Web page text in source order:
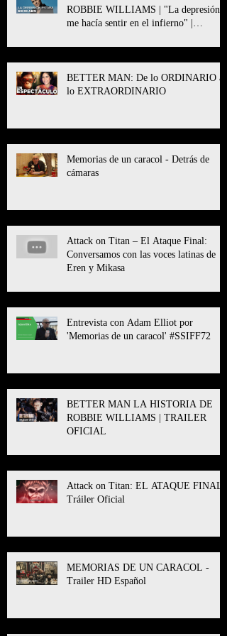
ROBBIE WILLIAMS | "La depresión
me hacía sentir en el infierno" |
BETTER MAN: De lo ORDINARIO a
lo EXTRAORDINARIO
Memorias de un caracol - Detrás de
cámaras
Attack on Titan – El Ataque Final:
Conversamos con las voces latinas de
Eren y Mikasa
Entrevista con Adam Elliot por
'Memorias de un caracol' #SSIFF72
BETTER MAN LA HISTORIA DE
ROBBIE WILLIAMS | TRAILER
OFICIAL
Attack on Titan: EL ATAQUE FINAL l
Tráiler Oficial
MEMORIAS DE UN CARACOL -
Trailer HD Español